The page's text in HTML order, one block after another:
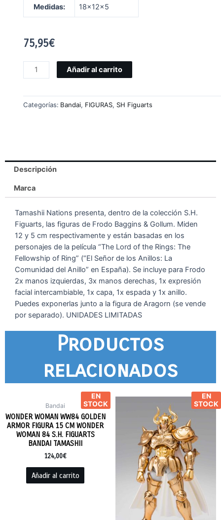
Medidas: 18x12x5
75,95€
Añadir al carrito
Categorías: Bandai, FIGURAS, SH Figuarts
Descripción
Marca
Tamashii Nations presenta, dentro de la colección S.H.
Figuarts, las figuras de Frodo Baggins & Gollum. Miden
12 y 5 cm respectivamente y están basadas en los
personajes de la película “The Lord of the Rings: The
Fellowship of Ring” (“El Señor de los Anillos: La
Comunidad del Anillo” en España). Se incluye para Frodo
2x manos izquierdas, 3x manos derechas, 1x expresión
facial intercambiable, 1x capa, 1x espada y 1x anillo.
Puedes exponerlas junto a la figura de Aragorn (se vende
por separado). UNIDADES LIMITADAS
Productos
relacionados
EN
STOCK
Bandai
WONDER WOMAN WW84 GOLDEN
ARMOR FIGURA 15 CM WONDER
WOMAN 84 S.H. FIGUARTS
BANDAI TAMASHII
124,00€
Añadir al carrito
EN
STOCK